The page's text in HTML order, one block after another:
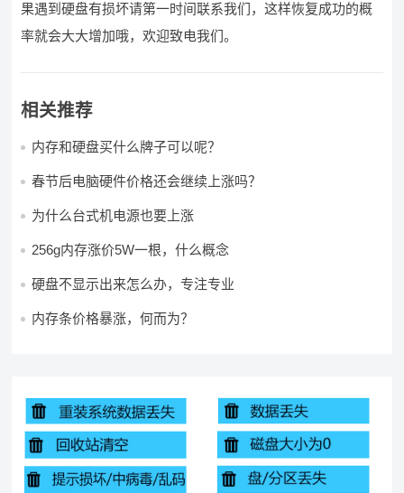
果遇到硬盘有损坏请第一时间联系我们，这样恢复成功的概
率就会大大增加哦，欢迎致电我们。
相关推荐
内存和硬盘买什么牌子可以呢？
春节后电脑硬件价格还会继续上涨吗？
为什么台式机电源也要上涨
256g内存涨价5W一根，什么概念
硬盘不显示出来怎么办，专注专业
内存条价格暴涨，何而为？